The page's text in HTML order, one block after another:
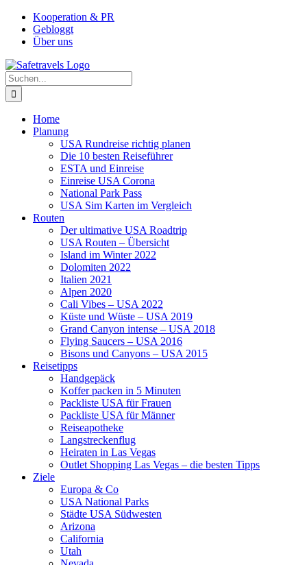
Zum
Inhalt
springen
Facebook
Instagram
YouTube
PinterestKooperation & PR
Gebloggt
Über uns
Suche
nach:
Home
Planung
USA Rundreise richtig planen
Die 10 besten Reiseführer
ESTA und Einreise
Einreise USA Corona
National Park Pass
USA Sim Karten im Vergleich
Routen
Der ultimative USA Roadtrip
USA Routen – Übersicht
Island im Winter 2022
Dolomiten 2022
Italien 2021
Alpen 2020
Cali Vibes – USA 2022
Küste und Wüste – USA 2019
Grand Canyon intense – USA 2018
Flying Saucers – USA 2016
Bisons und Canyons – USA 2015
Reisetipps
Handgepäck
Koffer packen in 5 Minuten
Packliste USA für Frauen
Packliste USA für Männer
Reiseapotheke
Langstreckenflug
Heiraten in Las Vegas
Outlet Shopping Las Vegas – die besten Tipps
Ziele
Europa & Co
USA National Parks
Städte USA Südwesten
Arizona
California
Utah